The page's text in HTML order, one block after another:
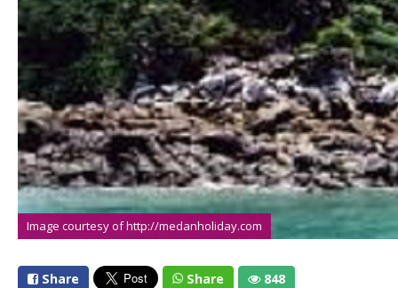
Image courtesy of http://medanholiday.com
Share Share 848